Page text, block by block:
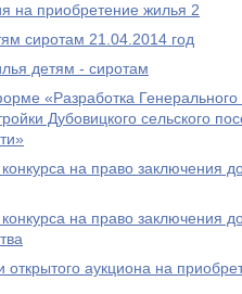
на приобретение жилья 2
сиротам 21.04.2014 год
детям - сиротам
«Разработка
Дубовицкого сельского
на право заключения
на право заключения
аукциона на